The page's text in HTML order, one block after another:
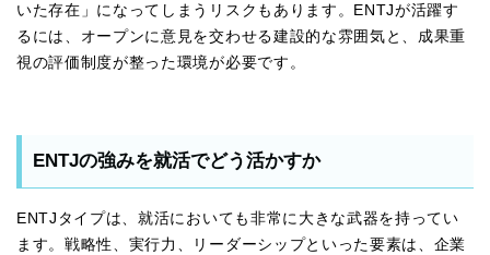
いた存在」になってしまうリスクもあります。ENTJが活躍す
るには、オープンに意見を交わせる建設的な雰囲気と、成果重
視の評価制度が整った環境が必要です。
ENTJの強みを就活でどう活かすか
ENTJタイプは、就活においても非常に大きな武器を持ってい
ます。戦略性、実行力、リーダーシップといった要素は、企業